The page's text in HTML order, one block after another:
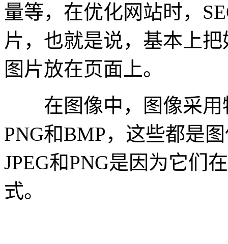
量等，在优化网站时，
片，也就是说，基本上
图片放在页面上。
在图像中，图像采用
PNG和BMP，这些都是
JPEG和PNG是因为它们
式。